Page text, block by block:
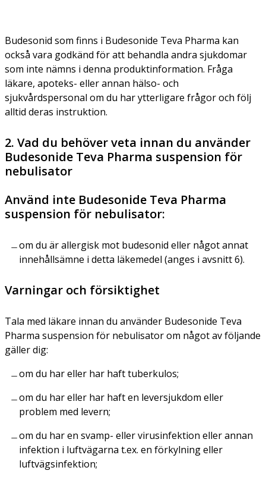
Budesonid som finns i Budesonide Teva Pharma kan
också vara godkänd för att behandla andra sjukdomar
som inte nämns i denna produktinformation. Fråga
läkare, apoteks- eller annan hälso- och
sjukvårdspersonal om du har ytterligare frågor och följ
alltid deras instruktion.
2. Vad du behöver veta innan du använder
Budesonide Teva Pharma suspension för
nebulisator
Använd inte Budesonide Teva Pharma
suspension för nebulisator:
om du är allergisk mot budesonid eller något annat
innehållsämne i detta läkemedel (anges i avsnitt 6).
Varningar och försiktighet
Tala med läkare innan du använder Budesonide Teva
Pharma suspension för nebulisator om något av följande
gäller dig:
om du har eller har haft tuberkulos;
om du har eller har haft en leversjukdom eller
problem med levern;
om du har en svamp- eller virusinfektion eller annan
infektion i luftvägarna t.ex. en förkylning eller
luftvägsinfektion;